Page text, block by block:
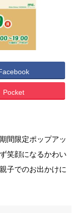
Pocket
間限定ポップアッ
笑顔になるかわい
子でのお出かけに